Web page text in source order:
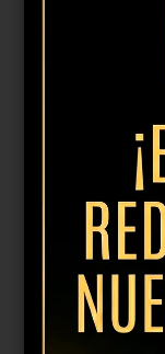
blue
cantidad